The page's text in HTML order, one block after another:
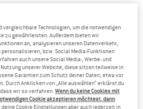
30 EU31 EU32 EU33 EU34
37 EU38 EU39 EU40 EU
vergleichbare Technologien, um die notwendigen
zu gewährleisten. Außerdem bieten wir
an, analysieren unseren Datenverkehr,
personalisieren, bzw. Social Media-Funktionen
auch unsere Social Media-, Werbe- und
unserer Website; diese sitzen teilweise in
Garantien zum Schutz deiner Daten, etwa vor
Durch Anklicken von „Alle auswählen“ erklärst du
wir so verfahren.Wenn du keine Cookies mit
Cookie akzeptieren möchtest, dann
deine Cookie Einstellungen aber auch jederzeit in